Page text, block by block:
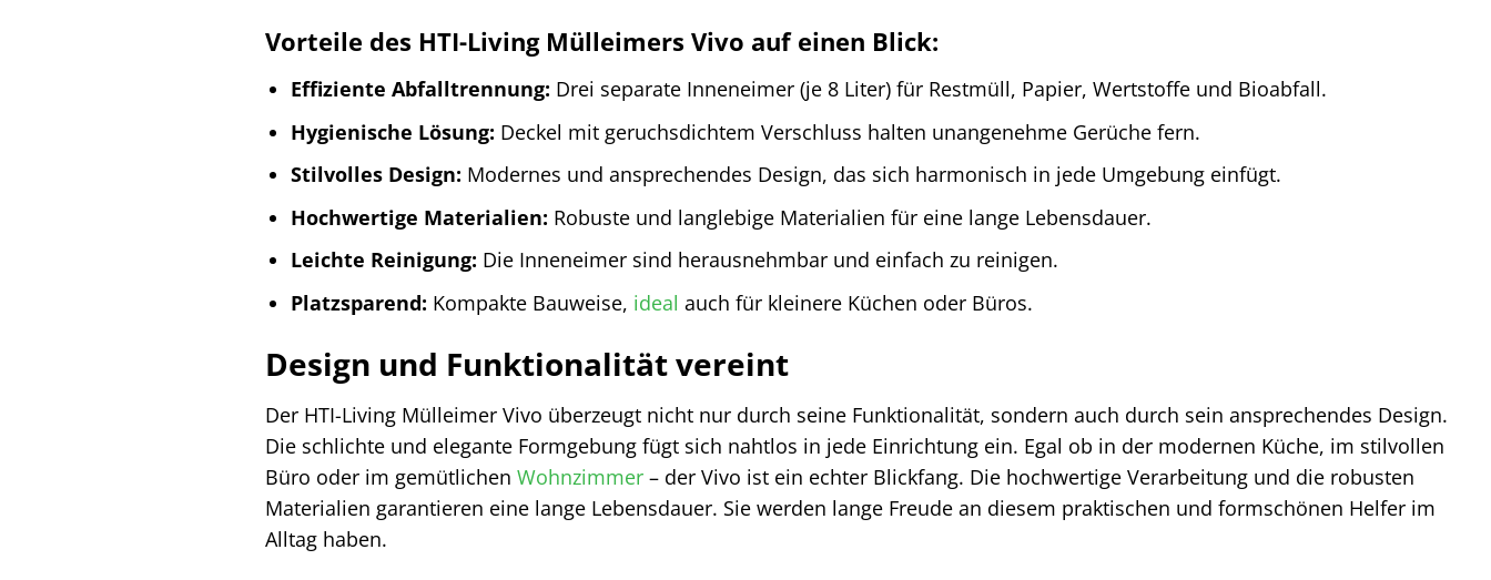
Vorteile des HTI-Living Mülleimers Vivo auf einen Blick:
Effiziente Abfalltrennung: Drei separate Inneneimer (je 8 Liter) für Restmüll, Papier, Wertstoffe und Bioabfall.
Hygienische Lösung: Deckel mit geruchsdichtem Verschluss halten unangenehme Gerüche fern.
Stilvolles Design: Modernes und ansprechendes Design, das sich harmonisch in jede Umgebung einfügt.
Hochwertige Materialien: Robuste und langlebige Materialien für eine lange Lebensdauer.
Leichte Reinigung: Die Inneneimer sind herausnehmbar und einfach zu reinigen.
Platzsparend: Kompakte Bauweise, ideal auch für kleinere Küchen oder Büros.
Design und Funktionalität vereint
Der HTI-Living Mülleimer Vivo überzeugt nicht nur durch seine Funktionalität, sondern auch durch sein ansprechendes Design.
Die schlichte und elegante Formgebung fügt sich nahtlos in jede Einrichtung ein. Egal ob in der modernen Küche, im stilvollen
Büro oder im gemütlichen Wohnzimmer – der Vivo ist ein echter Blickfang. Die hochwertige Verarbeitung und die robusten
Materialien garantieren eine lange Lebensdauer. Sie werden lange Freude an diesem praktischen und formschönen Helfer im
Alltag haben.